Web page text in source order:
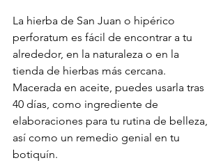
La hierba de San Juan o hipérico
perforatum es fácil de encontrar a tu
alrededor, en la naturaleza o en la
tienda de hierbas más cercana.
Macerada en aceite, puedes usarla tras
40 días, como ingrediente de
elaboraciones para tu rutina de belleza,
así como un remedio genial en tu
botiquín.